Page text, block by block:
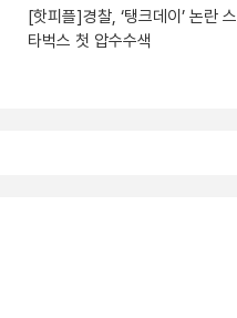
[핫피플]경찰, ‘탱크데이’ 논란 스
타벅스 첫 압수수색